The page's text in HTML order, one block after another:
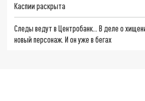
Каспии раскрыта
Следы ведут в Центробанк… В деле о
новый персонаж. И он уже в бегах